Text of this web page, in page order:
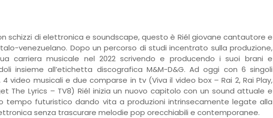
schizzi di elettronica e soundscape, questo è Riél giovane cantautore e
venezuelano. Dopo un percorso di studi incentrato sulla produzione,
carriera musicale nel 2022 scrivendo e producendo i suoi brani e
insieme all’etichetta discografica M&M-D&G. Ad oggi con 6 singoli
video musicali e due comparse in tv (Viva il video box – Rai 2, Rai Play,
The Lyrics – TV8) Riél inizia un nuovo capitolo con un sound attuale e
tempo futuristico dando vita a produzioni intrinsecamente legate alla
senza trascurare melodie pop orecchiabili e contemporanee.